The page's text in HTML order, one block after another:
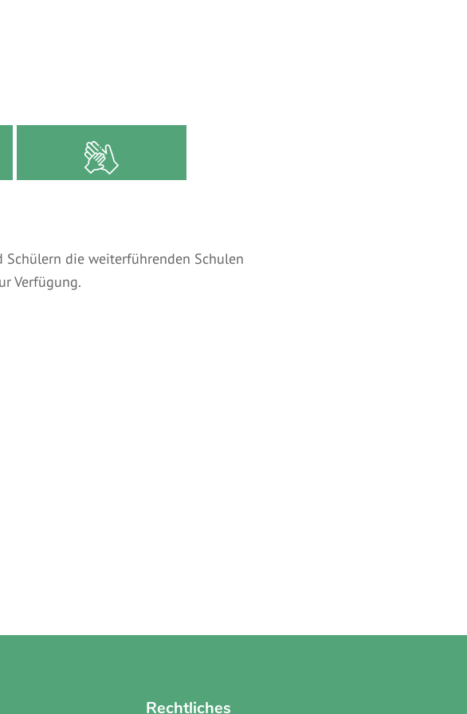
Schülern die weiterführenden Schulen
Verfügung.
Rechtliches